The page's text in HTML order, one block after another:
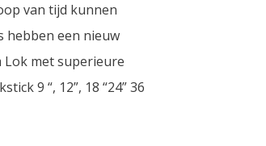
van tijd kunnen
hebben een nieuw
Lok met superieure
9 “, 12”, 18 “24” 36